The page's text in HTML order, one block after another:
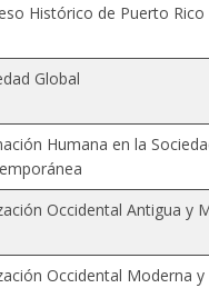
Histórico de Puerto Rico
Global
Humana en la
Occidental Antigua y
Occidental Moderna y